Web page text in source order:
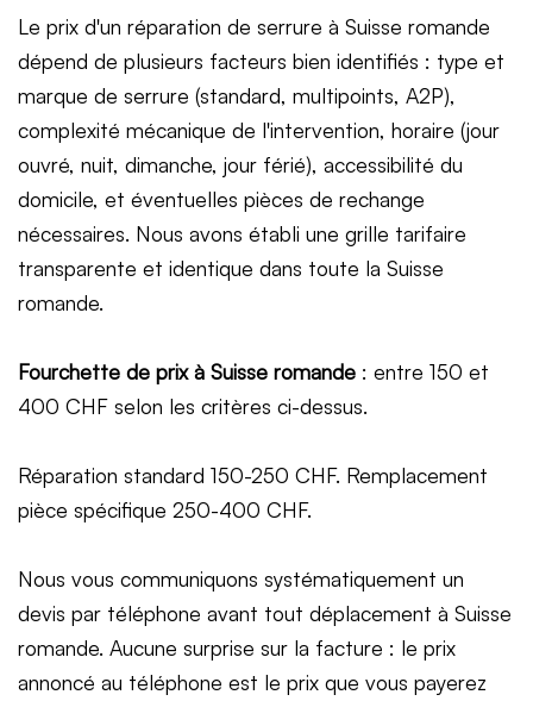
Le prix d'un réparation de serrure à Suisse romande
dépend de plusieurs facteurs bien identifiés : type et
marque de serrure (standard, multipoints, A2P),
complexité mécanique de l'intervention, horaire (jour
ouvré, nuit, dimanche, jour férié), accessibilité du
domicile, et éventuelles pièces de rechange
nécessaires. Nous avons établi une grille tarifaire
transparente et identique dans toute la Suisse
romande.
Fourchette de prix à Suisse romande : entre 150 et
400 CHF selon les critères ci-dessus.
Réparation standard 150-250 CHF. Remplacement
pièce spécifique 250-400 CHF.
Nous vous communiquons systématiquement un
devis par téléphone avant tout déplacement à Suisse
romande. Aucune surprise sur la facture : le prix
annoncé au téléphone est le prix que vous payerez